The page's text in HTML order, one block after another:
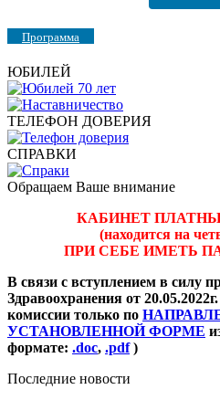
Программа
ЮБИЛЕЙ
ТЕЛЕФОН ДОВЕРИЯ
СПРАВКИ
Обращаем Ваше внимание
КАБИНЕТ
(находится на
ПРИ СЕБЕ ИМЕТЬ
В связи с вступлением в силу
Здравоохранения от 20.05.2022г.
комиссии только по
УСТАНОВЛЕННОЙ ФОРМЕ
формате: .doc, .pdf)
Последние новости